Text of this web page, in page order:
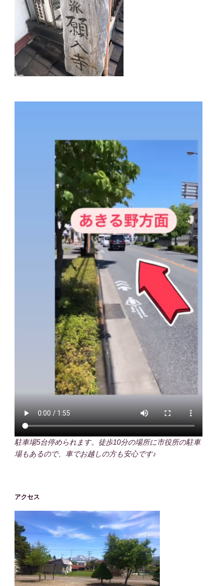
駐車場5台停められます。徒歩10分の場所に市役所の駐車
場もあるので、車でお越しの方も安心です♪
アクセス